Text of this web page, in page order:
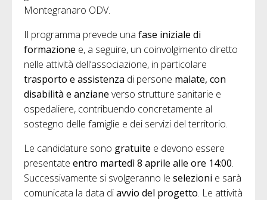
Montegranaro ODV.
Il programma prevede una fase iniziale di
formazione e, a seguire, un coinvolgimento diretto
nelle attività dell’associazione, in particolare
trasporto e assistenza di persone malate, con
disabilità e anziane verso strutture sanitarie e
ospedaliere, contribuendo concretamente al
sostegno delle famiglie e dei servizi del territorio.
Le candidature sono gratuite e devono essere
presentate entro martedì 8 aprile alle ore 14:00.
Successivamente si svolgeranno le selezioni e sarà
comunicata la data diavvio del progetto. Le attività